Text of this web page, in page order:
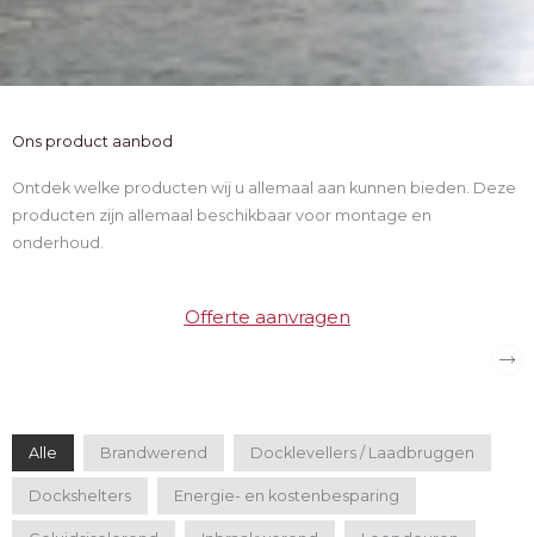
Ons product aanbod
Ontdek welke producten wij u allemaal aan kunnen bieden. Deze
producten zijn allemaal beschikbaar voor montage en
onderhoud.
Offerte aanvragen
Alle Brandwerend Docklevellers / Laadbruggen
Dockshelters Energie- en kostenbesparing